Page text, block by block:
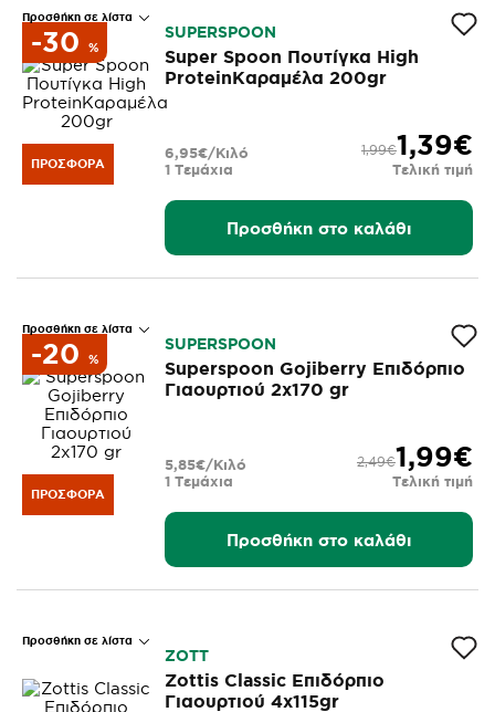
Προσθήκη σε λίστα
ΠΡΟΣΦΟΡΆ
-30 %
SUPERSPOON
Super Spoon Πουτίγκα High
ProteinΚαραμέλα 200gr
1,39€
1,99€
Τελική τιμή
1 Τεμάχια
6,95€/Κιλό
Προσθήκη στο καλάθι
Προσθήκη σε λίστα
ΠΡΟΣΦΟΡΆ
-20 %
SUPERSPOON
Superspoon Gojiberry Επιδόρπιο
Γιαουρτιού 2x170 gr
1,99€
2,49€
Τελική τιμή
1 Τεμάχια
5,85€/Κιλό
Προσθήκη στο καλάθι
Προσθήκη σε λίστα
ZOTT
Zottis Classic Επιδόρπιο
Γιαουρτιού 4x115gr